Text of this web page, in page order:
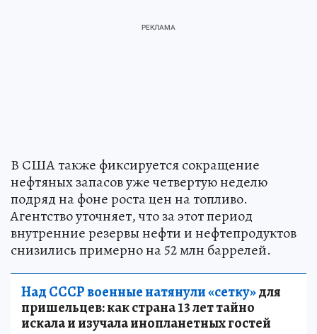
В США также фиксируется сокращение
нефтяных запасов уже четвертую неделю
подряд на фоне роста цен на топливо.
Агентство уточняет, что за этот период
внутренние резервы нефти и нефтепродуктов
снизились примерно на 52 млн баррелей.
Над СССР военные натянули «сетку»для
пришельцев: как страна 13 лет тайно
искала и изучала инопланетных гостей